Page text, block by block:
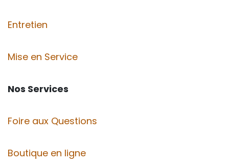
Entretien
Mise en Service
Nos Services
Foire aux Questions
Boutique en ligne